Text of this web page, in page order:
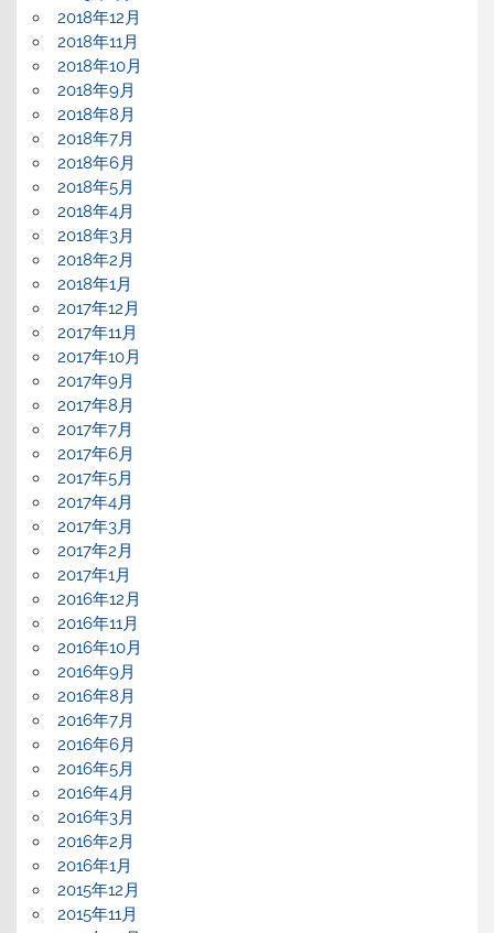
2018年12月
2018年11月
2018年10月
2018年9月
2018年8月
2018年7月
2018年6月
2018年5月
2018年4月
2018年3月
2018年2月
2018年1月
2017年12月
2017年11月
2017年10月
2017年9月
2017年8月
2017年7月
2017年6月
2017年5月
2017年4月
2017年3月
2017年2月
2017年1月
2016年12月
2016年11月
2016年10月
2016年9月
2016年8月
2016年7月
2016年6月
2016年5月
2016年4月
2016年3月
2016年2月
2016年1月
2015年12月
2015年11月